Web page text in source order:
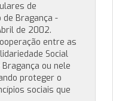
de
de Bragança -
de 2002.
entre as
Social
ou nele
proteger o
sociais que